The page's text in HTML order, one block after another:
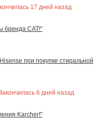
17 дней назад
бренда CAT!"
при покупке стиральной
6 дней назад
Karcher!"